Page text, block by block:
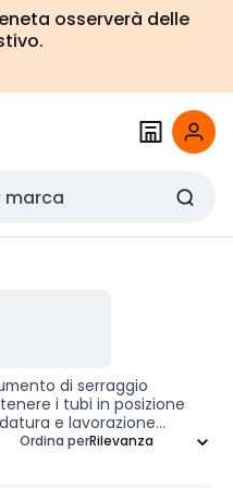
osserverà delle
di serraggio
i tubi in posizione
e lavorazione
regolabili, si adatta a
Ordina per